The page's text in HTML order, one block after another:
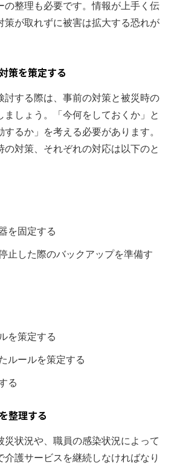
の整理も必要です。情報が上手く伝
策が取れずに被害は拡大する恐れが
策を策定する
討する際は、事前の対策と被災時の
ましょう。「今何をしておくか」と
するか」を考える必要があります。
の対策、それぞれの対応は以下のと
を固定する
止した際のバックアップを準備す
を策定する
ルールを策定する
る
整理する
災状況や、職員の感染状況によって
介護サービスを継続しなければなり